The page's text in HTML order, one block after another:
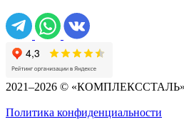
2021–2026 © «КОМПЛЕКССТАЛЬ»
Политика конфиденциальности